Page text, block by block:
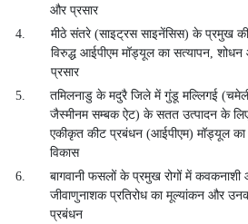
और प्रसार
4.
मीठे संतरे (साइट्रस साइनेंसिस) के प्रमुख
विरुद्ध आईपीएम मॉड्यूल का सत्यापन,
प्रसार
5.
तमिलनाडु के मदुरै जिले में गुंडू मल्लिगई
जैस्मीनम सम्बक ऐट) के सतत उत्पादन के
एकीकृत कीट प्रबंधन (आईपीएम) मॉड्यूल का
विकास
6.
बागवानी फसलों के प्रमुख रोगों में कवकनाशी
जीवाणुनाशक प्रतिरोध का मूल्यांकन और
प्रबंधन